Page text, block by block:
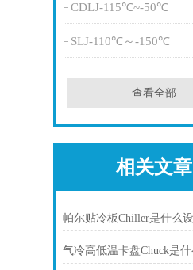
CDLJ-115℃~-50℃
SLJ-110℃～-150℃
查看全部
相关文章